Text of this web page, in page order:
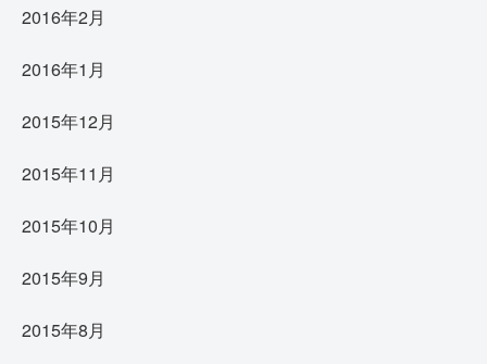
2016年2月
2016年1月
2015年12月
2015年11月
2015年10月
2015年9月
2015年8月